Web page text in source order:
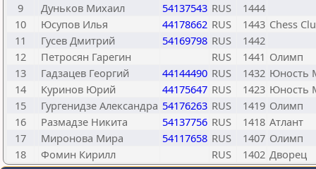
9
Дуньков Михаил 54137543 RUS
1444
10
Юсупов Илья 44178662 RUS 1443 Chess
11
Гусев Дмитрий 54169798 RUS
1442
12
Петросян Гарегин RUS 1441 Олимп
13
Гадзацев Георгий 44144490 RUS 1432 Юность
14
Куринов Юрий 44175647 RUS 1423 Юность
15
Гургенидзе Александра 54176263 RUS 1419 Олимп
16
Размадзе Никита 54137756 RUS 1418 Атлант
17
Миронова Мира 54117658 RUS 1407 Олимп
18
Фомин Кирилл RUS 1402 Дворец